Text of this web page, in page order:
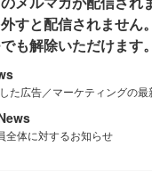
すと配信されません
も解除いただけます。
た広告／マーケティングの最
全体に対するお知らせ